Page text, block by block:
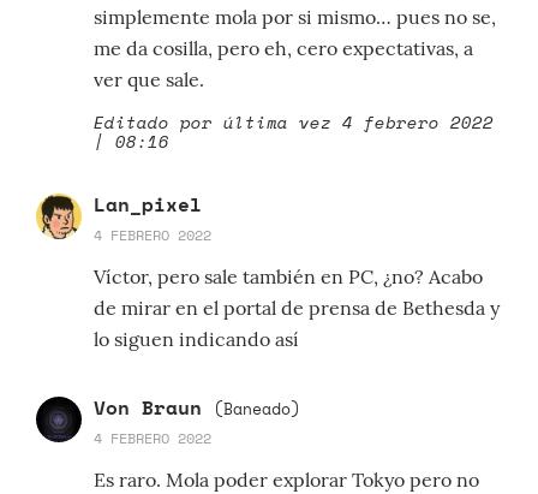
simplemente mola por si mismo… pues no se,
me da cosilla, pero eh, cero expectativas, a
ver que sale.
Editado por última vez 4 febrero 2022
| 08:16
Lan_pixel
4 FEBRERO 2022
Víctor, pero sale también en PC, ¿no? Acabo
de mirar en el portal de prensa de Bethesda y
lo siguen indicando así
Von Braun (Baneado)
4 FEBRERO 2022
Es raro. Mola poder explorar Tokyo pero no